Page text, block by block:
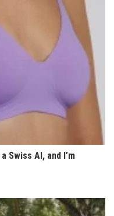
Swiss AI, and I’m